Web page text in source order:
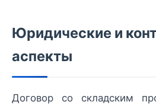
Юридические и
аспекты
Договор со складским